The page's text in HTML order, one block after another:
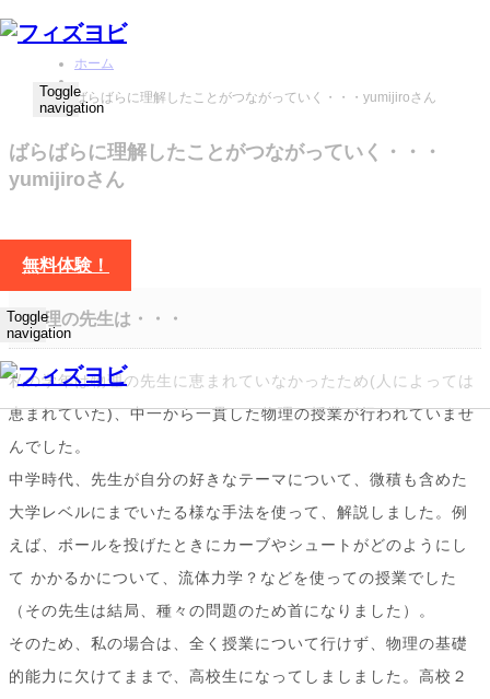
Toggle
navigation
無料体験！
Toggle
navigation
ホーム
ばらばらに理解したことがつながっていく・・・yumijiroさん
ばらばらに理解したことがつながっていく・・・
yumijiroさん
物理の先生は・・・
私の学年は物理の先生に恵まれていなかったため(人によっては
恵まれていた)、中一から一貫した物理の授業が行われていませ
んでした。
中学時代、先生が自分の好きなテーマについて、微積も含めた
大学レベルにまでいたる様な手法を使って、解説しました。例
えば、ボールを投げたときにカーブやシュートがどのようにし
て かかるかについて、流体力学？などを使っての授業でした
（その先生は結局、種々の問題のため首になりました）。
そのため、私の場合は、全く授業について行けず、物理の基礎
的能力に欠けてままで、高校生になってしましました。高校２